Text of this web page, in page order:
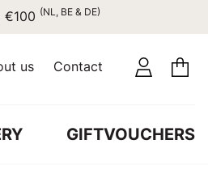
(NL, BE & DE)
us Contact
GIFTVOUCHERS